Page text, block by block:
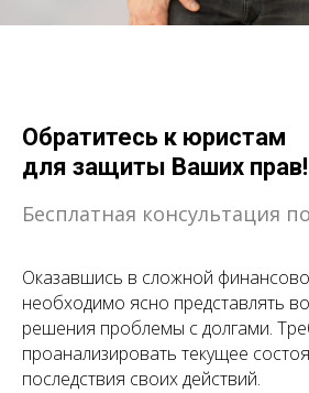
Обратитесь к юристам
для защиты Ваших прав!
Бесплатная консультация
Оказавшись в сложной
необходимо ясно представлять
решения проблемы с долгами.
проанализировать текущее
последствия своих действий.